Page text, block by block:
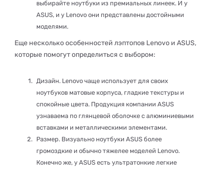
выбирайте ноутбуки из премиальных линеек. И у
ASUS, и у Lenovo они представлены достойными
моделями.
Еще несколько особенностей лэптопов Lenovo и ASUS,
которые помогут определиться с выбором:
Дизайн. Lenovo чаще использует для своих
ноутбуков матовые корпуса, гладкие текстуры и
спокойные цвета. Продукция компании ASUS
узнаваема по глянцевой оболочке с алюминиевыми
вставками и металлическими элементами.
Размер. Визуально ноутбуки ASUS более
громоздкие и обычно тяжелее моделей Lenovo.
Конечно же, у ASUS есть ультратонкие легкие